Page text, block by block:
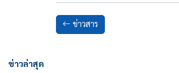
ข่าวสาร
ข่าวล่าสุด